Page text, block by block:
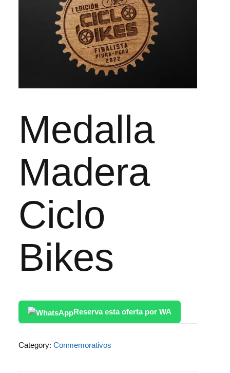
Medalla
Madera
Ciclo
Bikes
Reserva esta oferta por WA
Category: Conmemorativos